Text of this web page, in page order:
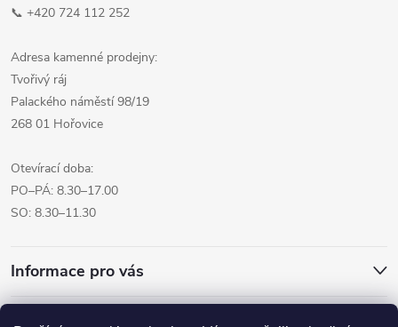
📞 +420 724 112 252
Adresa kamenné prodejny:
Tvořivý ráj
Palackého náměstí 98/19
268 01 Hořovice
Otevírací doba:
PO–PÁ: 8.30–17.00
SO: 8.30–11.30
Informace pro vás
Přijímáme online platby